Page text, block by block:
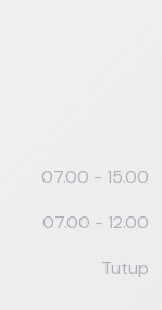
07.00 - 15.00
07.00 - 12.00
Tutup